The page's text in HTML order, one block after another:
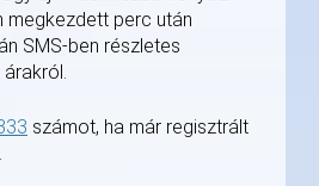
megkezdett perc után
SMS-ben részletes
számot, ha már regisztrált